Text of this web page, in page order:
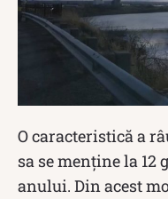
O caracteristică a
sa se menține la 12
anului. Din acest